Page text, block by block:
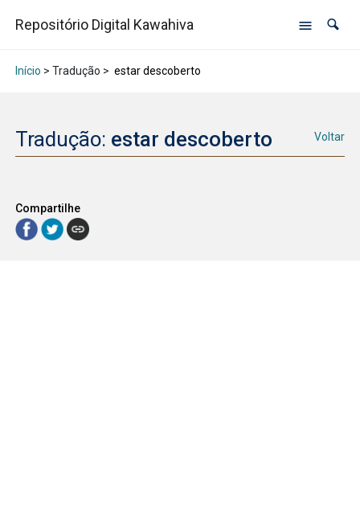
Repositório Digital Kawahiva
Início > Tradução > estar descoberto
Tradução: estar descoberto Voltar
Compartilhe